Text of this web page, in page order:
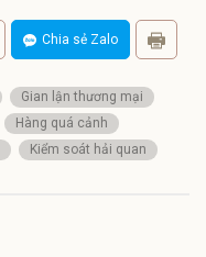
Chia sẻ Zalo
Gian lận thương mại
Hàng quá cảnh
Kiểm soát hải quan